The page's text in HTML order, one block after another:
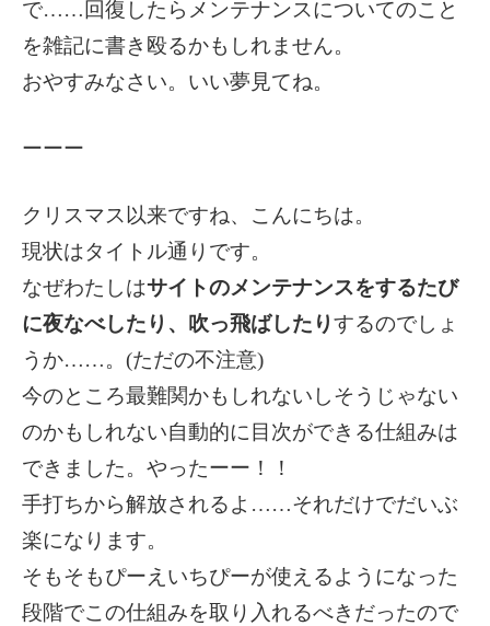
で……回復したらメンテナンスについてのこと
を雑記に書き殴るかもしれません。
おやすみなさい。いい夢見てね。
ーーー
クリスマス以来ですね、こんにちは。
現状はタイトル通りです。
なぜわたしはサイトのメンテナンスをするたび
に夜なべしたり、吹っ飛ばしたりするのでしょ
うか……。(ただの不注意)
今のところ最難関かもしれないしそうじゃない
のかもしれない自動的に目次ができる仕組みは
できました。やったーー！！
手打ちから解放されるよ……それだけでだいぶ
楽になります。
そもそもぴーえいちぴーが使えるようになった
段階でこの仕組みを取り入れるべきだったので